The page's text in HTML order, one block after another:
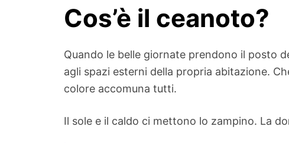
Cos’è il ceanoto?
Quando le belle giornate prendono il posto
agli spazi esterni della propria abitazione.
colore accomuna tutti.
Il sole e il caldo ci mettono lo zampino. La